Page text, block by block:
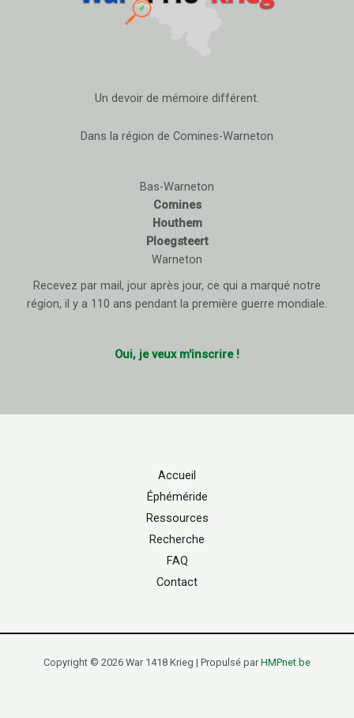
Un devoir de mémoire différent.
Dans la région de Comines-Warneton
Bas-Warneton
Comines
Houthem
Ploegsteert
Warneton
Recevez par mail, jour après jour, ce qui a marqué notre
région, il y a 110 ans pendant la première guerre mondiale.
Oui, je veux m'inscrire !
Accueil
Éphéméride
Ressources
Recherche
FAQ
Contact
Copyright © 2026 War 1418 Krieg | Propulsé par HMPnet.be